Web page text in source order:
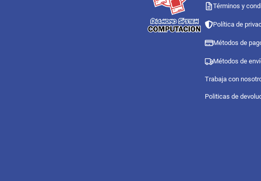
Términos y
Política de
Métodos de
Métodos de
Trabaja con
Politicas de